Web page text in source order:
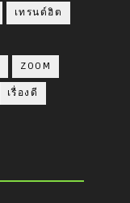
เทรนด์ฮิต
ZOOM
เรื่องดี